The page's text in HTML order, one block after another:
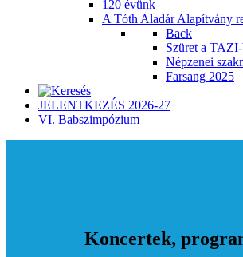
120 évünk
A Tóth Aladár Alapítvány
Back
Szüret a
Népzenei
Farsang 2025
JELENTKEZÉS 2026-27
VI. Babszimpózium
Koncertek,